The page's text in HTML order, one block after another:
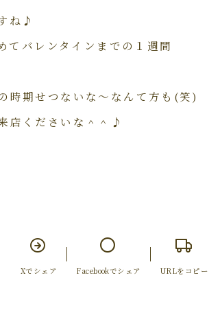
ね♪
バレンタインまでの１週間
時期せつないな～なんて方も(笑)
店くださいな＾＾♪
Xでシェア Facebookでシェア URLをコピー